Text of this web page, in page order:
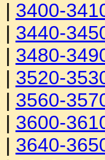
| 3400-
| 3440-
| 3480-
| 3520-
| 3560-
| 3600-
| 3640-